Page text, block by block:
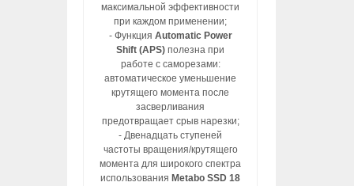
максимальной эффективности
при каждом применении;
- Функция Automatic Power
Shift (APS) полезна при
работе с саморезами:
автоматическое уменьшение
крутящего момента после
засверливания
предотвращает срыв нарезки;
- Двенадцать ступеней
частоты вращения/крутящего
момента для широкого спектра
использования Metabo SSD 18